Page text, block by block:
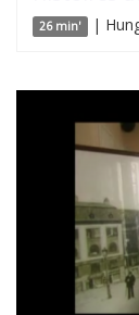
26 min' |